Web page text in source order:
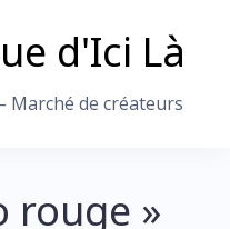
d'Ici Là
Marché de créateurs
rouge »